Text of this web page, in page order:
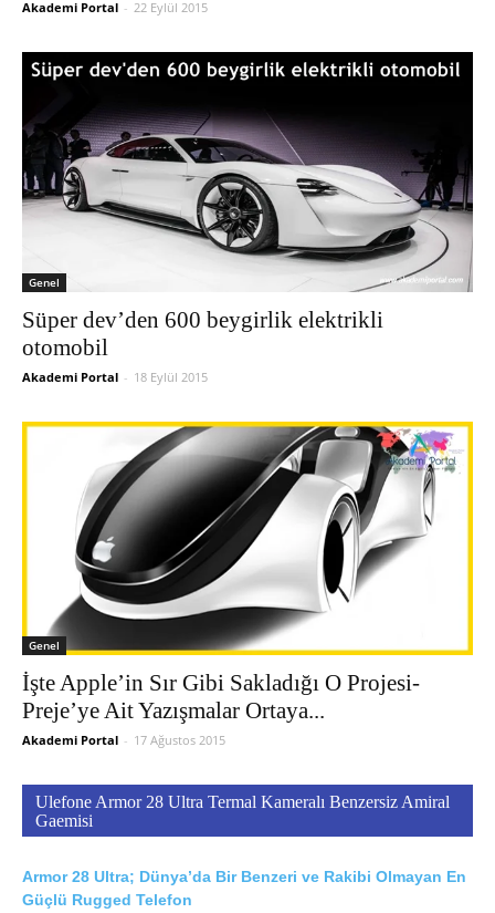
Akademi Portal - 22 Eylül 2015
Genel
Süper dev’den 600 beygirlik elektrikli
otomobil
Akademi Portal - 18 Eylül 2015
Genel
İşte Apple’in Sır Gibi Sakladığı O Projesi-
Preje’ye Ait Yazışmalar Ortaya...
Akademi Portal - 17 Ağustos 2015
Ulefone Armor 28 Ultra Termal Kameralı Benzersiz Amiral
Gaemisi
Armor 28 Ultra; Dünya’da Bir Benzeri ve Rakibi Olmayan En
Güçlü Rugged Telefon